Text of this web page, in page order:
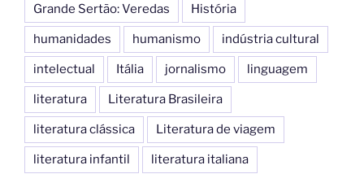
Grande Sertão: Veredas História
humanidades humanismo indústria cultural
intelectual Itália jornalismo linguagem
literatura Literatura Brasileira
literatura clássica Literatura de viagem
literatura infantil literatura italiana